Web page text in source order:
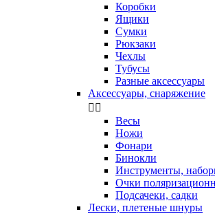
Коробки
Ящики
Сумки
Рюкзаки
Чехлы
Тубусы
Разные аксессуары
Аксессуары, снаряжение
 
Весы
Ножи
Фонари
Бинокли
Инструменты,
Очки
Подсачеки, садки
Лески, плетеные шнуры